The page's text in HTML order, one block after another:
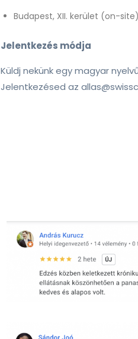
Budapest, XII. kerület (on-site)
Jelentkezés módja
Küldj nekünk egy magyar
Jelentkezésed az